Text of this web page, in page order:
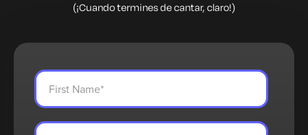
(¡Cuando termines de cantar, claro!)